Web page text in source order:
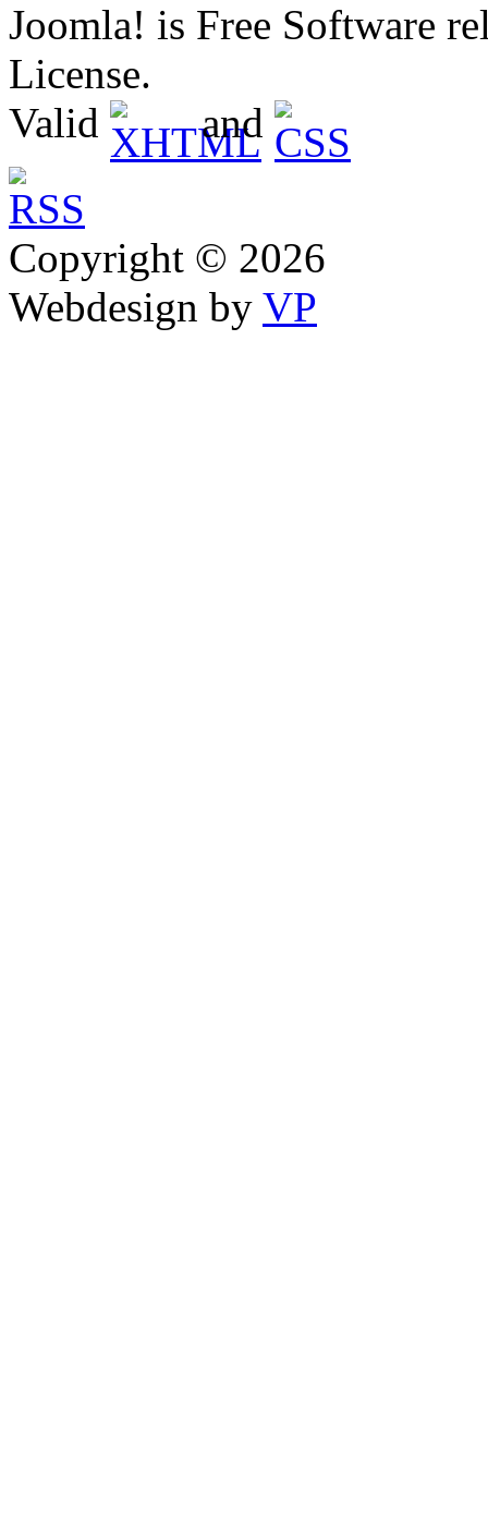
Joomla! is Free Software
License.
Valid
and
Copyright © 2026
Webdesign by VP